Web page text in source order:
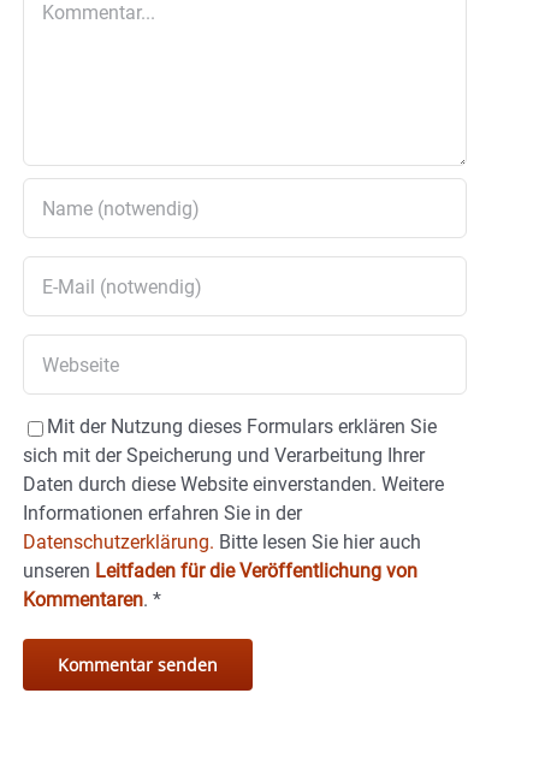
Mit der Nutzung dieses Formulars erklären Sie
sich mit der Speicherung und Verarbeitung Ihrer
Daten durch diese Website einverstanden. Weitere
Informationen erfahren Sie in der
Datenschutzerklärung. Bitte lesen Sie hier auch
unseren Leitfaden für die Veröffentlichung von
Kommentaren. *